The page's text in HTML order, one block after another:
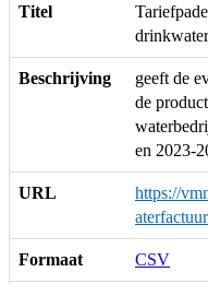
Titel
Beschrijving
geeft de
de
en 2023-
URL
https://
Formaat CSV